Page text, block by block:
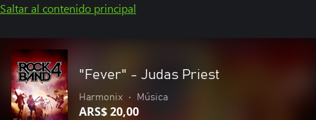
Saltar al contenido principal
"Fever" - Judas Priest
Harmonix • Música
ARS$ 20,00